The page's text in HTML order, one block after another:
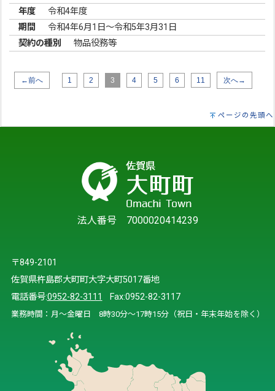
令和4年度
令和4年6月1日～令和5年3月31日
物品役務等
←前へ 1 2 3 4 5 6 11 次へ→
ページの先頭へ
法人番号 7000020414239
〒849-2101
佐賀県杵島郡大町町大字大町5017番地
電話番号:0952-82-3111 Fax:0952-82-3117
業務時間：月～金曜日 8時30分～17時15分（祝日・年末年始を除く）